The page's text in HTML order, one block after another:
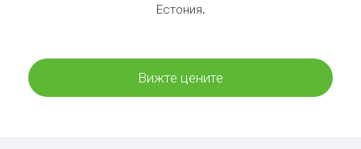
Естония.
Вижте цените